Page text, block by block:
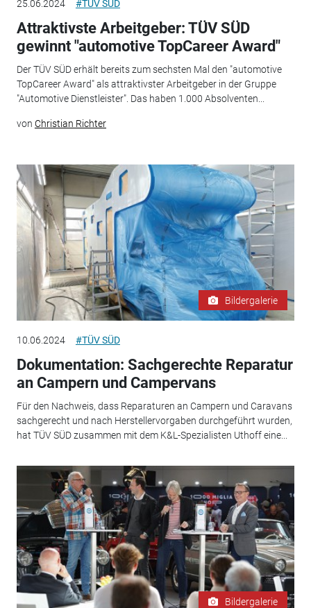
25.06.2024 #TÜV SÜD
Attraktivste Arbeitgeber: TÜV SÜD
gewinnt "automotive TopCareer Award"
Der TÜV SÜD erhält bereits zum sechsten Mal den "automotive
TopCareer Award" als attraktivster Arbeitgeber in der Gruppe
"Automotive Dienstleister". Das haben 1.000 Absolventen...
von Christian Richter
Bildergalerie
10.06.2024 #TÜV SÜD
Dokumentation: Sachgerechte Reparatur
an Campern und Campervans
Für den Nachweis, dass Reparaturen an Campern und Caravans
sachgerecht und nach Herstellervorgaben durchgeführt wurden,
hat TÜV SÜD zusammen mit dem K&L-Spezialisten Uthoff eine...
Bildergalerie